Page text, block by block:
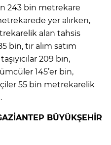
243 bin metrekare
yer alırken,
alan tahsis
bin, tır alım satım
209 bin,
145’er bin,
55 bin metrekarelik
BÜYÜKŞEHİR